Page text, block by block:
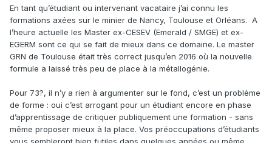
En tant qu’étudiant ou intervenant vacataire j’ai connu les
formations axées sur le minier de Nancy, Toulouse et Orléans. A
l’heure actuelle les Master ex-CESEV (Emerald / SMGE) et ex-
EGERM sont ce qui se fait de mieux dans ce domaine. Le master
GRN de Toulouse était très correct jusqu’en 2016 où la nouvelle
formule a laissé très peu de place à la métallogénie.
Pour 73?, il n’y a rien à argumenter sur le fond, c’est un problème
de forme : oui c’est arrogant pour un étudiant encore en phase
d’apprentissage de critiquer publiquement une formation - sans
même proposer mieux à la place. Vos préoccupations d’étudiants